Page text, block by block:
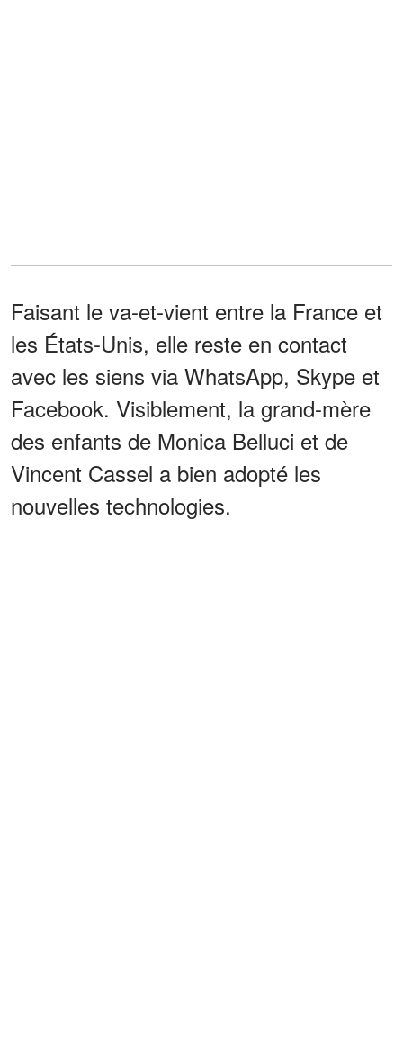
Faisant le va-et-vient entre la France et
les États-Unis, elle reste en contact
avec les siens via WhatsApp, Skype et
Facebook. Visiblement, la grand-mère
des enfants de Monica Belluci et de
Vincent Cassel a bien adopté les
nouvelles technologies.